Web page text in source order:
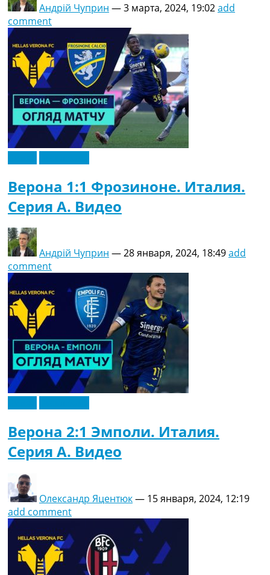
Андрій Чуприн —3 марта, 2024, 19:02add
comment
Верона 1:1 Фрозиноне. Италия.
Серия A. Видео
Андрій Чуприн —28 января, 2024, 18:49add
comment
Верона 2:1 Эмполи. Италия.
Серия A. Видео
Олександр Яцентюк— 15 января, 2024, 12:19
add comment